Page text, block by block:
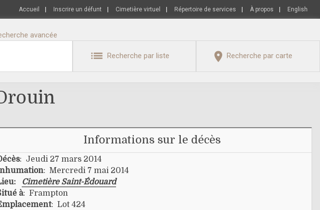
Accueil Inscrire un défunt Cimetière virtuel Répertoire de services À propos English
avancée
Recherche par liste Recherche par carte
Informations sur le décès
: Jeudi 27 mars 2014
: Mercredi 7 mai 2014
Cimetière Saint-Édouard
à: Frampton
: Lot 424